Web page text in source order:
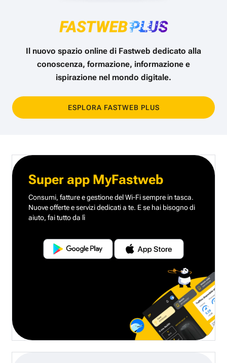
Il nuovo spazio online di Fastweb dedicato alla
conoscenza, formazione, informazione e
ispirazione nel mondo digitale.
ESPLORA FASTWEB PLUS
Super app MyFastweb
Consumi, fatture e gestione del Wi-Fi sempre in tasca.
Nuove offerte e servizi dedicati a te. E se hai bisogno di
aiuto, fai tutto da lì